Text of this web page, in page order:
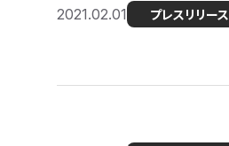
2021.02.01 プレスリリース